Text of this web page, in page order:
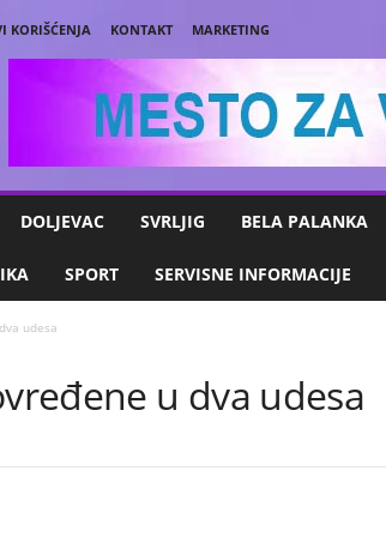
KORIŠĆENJA KONTAKT
MARKETING
DOLJEVAC SVRLJIG BELA PALANKA
SPORT SERVISNE INFORMACIJE
udesa
u dva udesa